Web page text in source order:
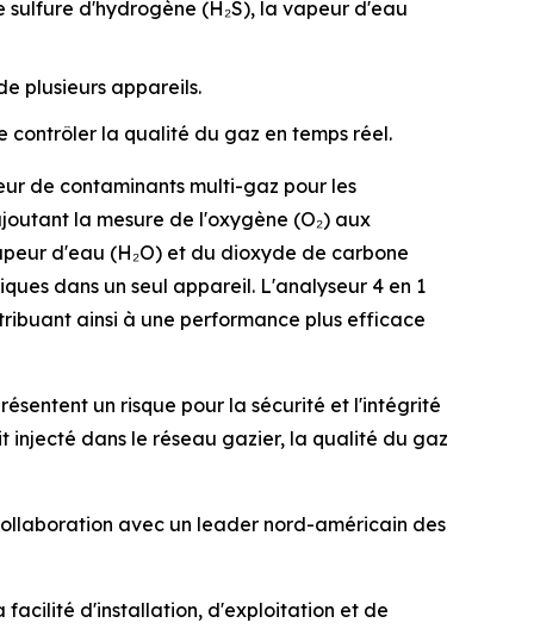
sulfure d'hydrogène (H₂S), la vapeur d'eau
plusieurs appareils.
la qualité du gaz en temps réel.
de contaminants multi-gaz pour les
la mesure de l'oxygène (O₂) aux
d'eau (H₂O) et du dioxyde de carbone
dans un seul appareil. L'analyseur 4 en 1
ainsi à une performance plus efficace
un risque pour la sécurité et l'intégrité
injecté dans le réseau gazier, la qualité du gaz
avec un leader nord-américain des
facilité d'installation, d'exploitation et de